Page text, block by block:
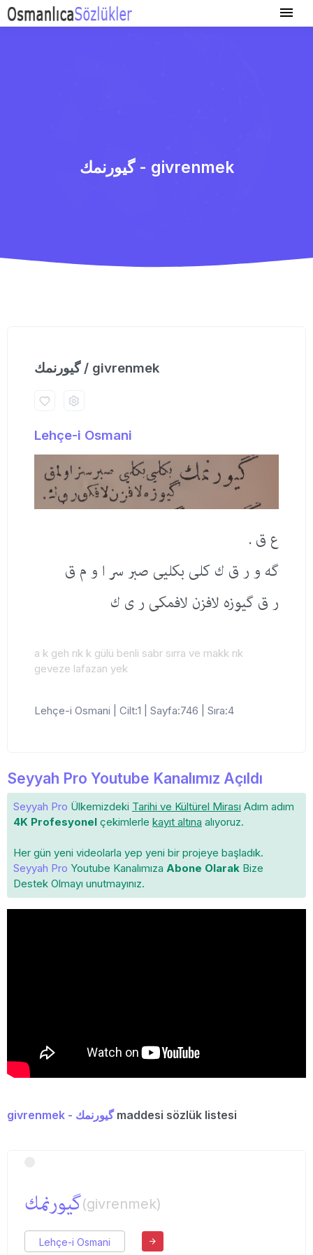
گیورنمك - givrenmek
گیورنمك / givrenmek
Lehçe-i Osmani
ع ق .
گه و ر ق ك كلی بكلیی صبر سر ا و م ق
ر ق گیوزه لافزن لافمكی ر ی ك
a k geh rık k gülü benli sabr sırra ve makk rık
geveze lafazan yek
Lehçe-i Osmani | Cilt:1 | Sayfa:746 | Sıra:4
Seyyah Pro Youtube Kanalımız Açıldı
Seyyah Pro Ülkemizdeki Tarihi ve Kültürel Mirası Adım adım
4K Profesyonel çekimlerle kayıt altına alıyoruz.
Her gün yeni videolarla yep yeni bir projeye başladık.
Seyyah Pro Youtube Kanalımıza Abone Olarak Bize
Destek Olmayı unutmayınız.
givrenmek - گیورنمكmaddesi sözlük listesi
گیورنمك(givrenmek)
Lehçe-i Osmani